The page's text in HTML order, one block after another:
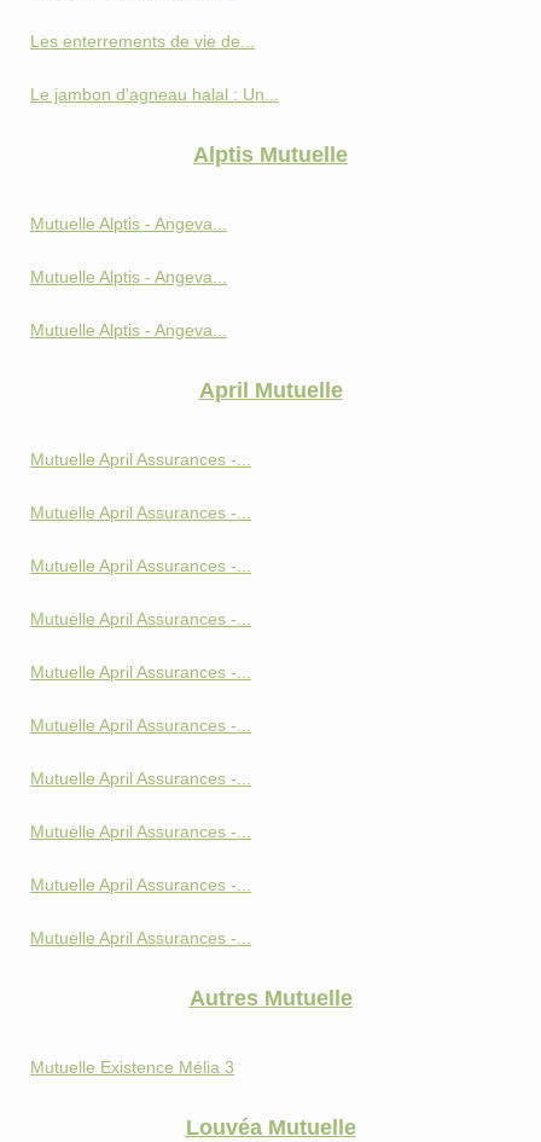
Les enterrements de vie de...
Le jambon d'agneau halal : Un...
Alptis Mutuelle
Mutuelle Alptis - Angeva...
Mutuelle Alptis - Angeva...
Mutuelle Alptis - Angeva...
April Mutuelle
Mutuelle April Assurances -...
Mutuelle April Assurances -...
Mutuelle April Assurances -...
Mutuelle April Assurances -...
Mutuelle April Assurances -...
Mutuelle April Assurances -...
Mutuelle April Assurances -...
Mutuelle April Assurances -...
Mutuelle April Assurances -...
Mutuelle April Assurances -...
Autres Mutuelle
Mutuelle Existence Mélia 3
Louvéa Mutuelle